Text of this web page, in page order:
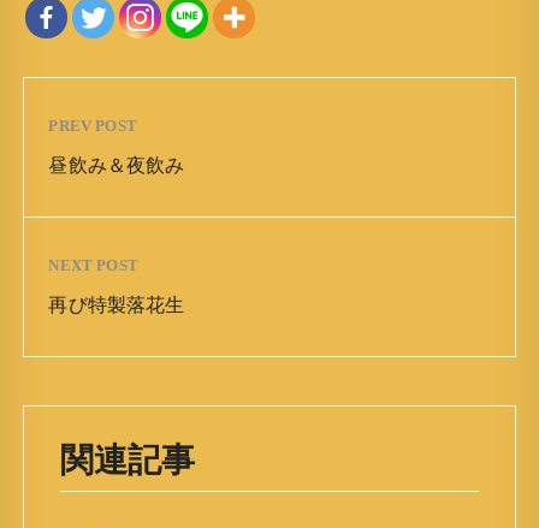
PREV POST
昼飲み＆夜飲み
NEXT POST
再び特製落花生
関連記事